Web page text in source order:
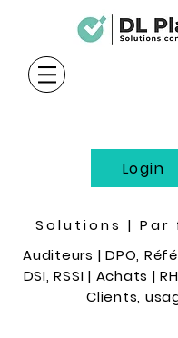
Login
Solutions | Par
Auditeurs |DPO,
DSI, RSSI | Achats |RH
Clients,